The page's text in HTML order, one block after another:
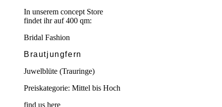
In unserem concept Store
findet ihr auf 400 qm:
Bridal Fashion
Brautjungfern
Juwelblüte (Trauringe)
Preiskategorie: Mittel bis Hoch
find us here